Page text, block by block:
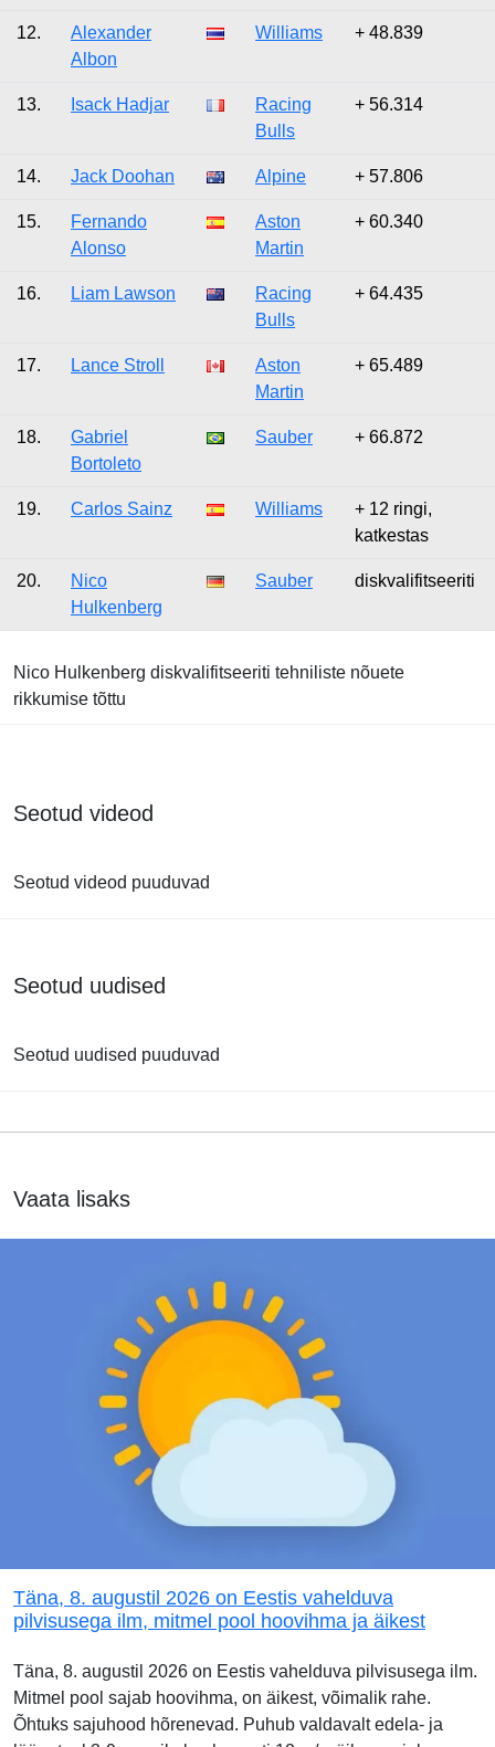
12.
Alexander
Albon
Williams + 48.839
13. Isack Hadjar
Racing
Bulls
+ 56.314
14. Jack Doohan Alpine + 57.806
15.
Fernando
Alonso
Aston
Martin
+ 60.340
16. Liam Lawson
Racing
Bulls
+ 64.435
17. Lance Stroll
Aston
Martin
+ 65.489
18.
Gabriel
Bortoleto
Sauber + 66.872
19. Carlos Sainz Williams
+ 12 ringi,
katkestas
20.
Nico
Hulkenberg
Sauber diskvalifitseeriti
Nico Hulkenberg diskvalifitseeriti tehniliste nõuete
rikkumise tõttu
Seotud videod
Seotud videod puuduvad
Seotud uudised
Seotud uudised puuduvad
Vaata lisaks
Täna, 8. augustil 2026 on Eestis vahelduva
pilvisusega ilm, mitmel pool hoovihma ja äikest
Täna, 8. augustil 2026 on Eestis vahelduva pilvisusega ilm.
Mitmel pool sajab hoovihma, on äikest, võimalik rahe.
Õhtuks sajuhood hõrenevad. Puhub valdavalt edela- ja